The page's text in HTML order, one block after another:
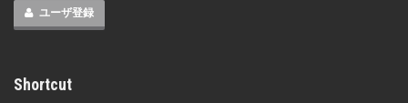
ユーザ登録
Shortcut